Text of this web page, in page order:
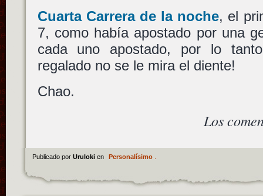
Cuarta Carrera de la noche, el
7, como había apostado por una
cada uno apostado, por lo
regalado no se le mira el diente!
Chao.
Los
Publicado por Uruloki en Personalísimo.